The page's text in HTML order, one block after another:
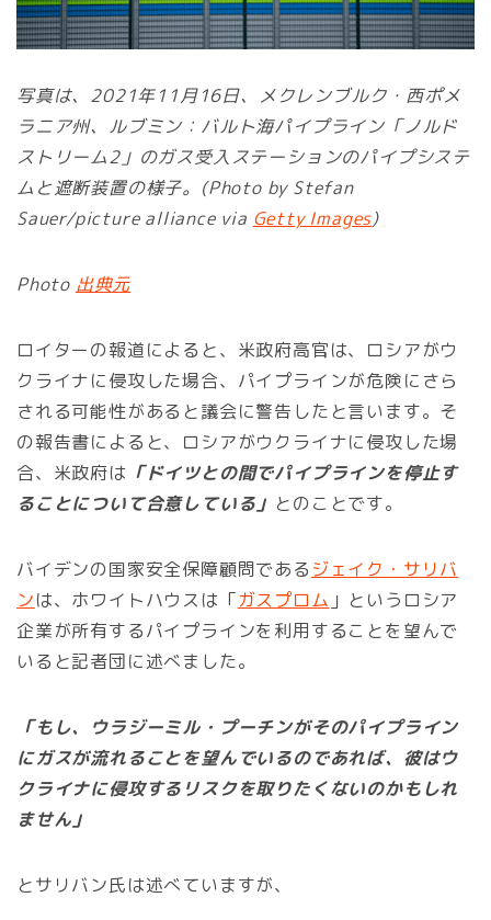
写真は、2021年11月16日、メクレンブルク・西ポメ
ラニア州、ルブミン：バルト海パイプライン「ノルド
ストリーム2」のガス受入ステーションのパイプシステ
ムと遮断装置の様子。(Photo by Stefan
Sauer/picture alliance via Getty Images)
Photo 出典元
ロイターの報道によると、米政府高官は、ロシアがウ
クライナに侵攻した場合、パイプラインが危険にさら
される可能性があると議会に警告したと言います。そ
の報告書によると、ロシアがウクライナに侵攻した場
合、米政府は 「ドイツとの間でパイプラインを停止す
ることについて合意している」 とのことです。
バイデンの国家安全保障顧問であるジェイク・サリバ
ンは、ホワイトハウスは「ガスプロム 」というロシア
企業が所有するパイプラインを利用することを望んで
いると記者団に述べました。
「もし、ウラジーミル・プーチンがそのパイプライン
にガスが流れることを望んでいるのであれば、彼はウ
クライナに侵攻するリスクを取りたくないのかもしれ
ません」
とサリバン氏は述べていますが、